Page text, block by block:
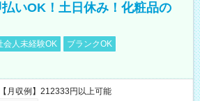
いOK！土日休み！化粧品の
会人未経験OK
ブランクOK
月収例】212333円以上可能